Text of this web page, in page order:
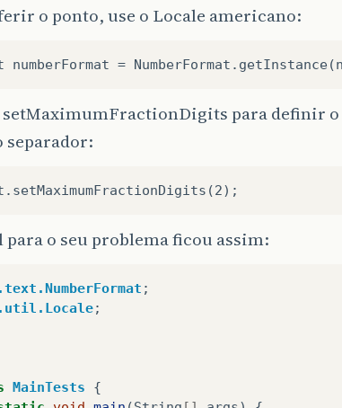
o ponto, use o Locale americano:
setMaximumFractionDigits para definir
separador:
para o seu problema ficou assim:
;
;
MainTests
{